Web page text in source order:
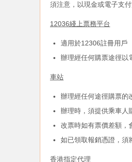
須注意，以現金或電子支
12036綫上票務平台
適用於12306註冊用戶
辦理經任何購票途徑以
車站
辦理經任何途徑購票的
辦理時，須提供乘車人
改票時如有票價差額，
如已領取報銷憑證，須
香港指定代理